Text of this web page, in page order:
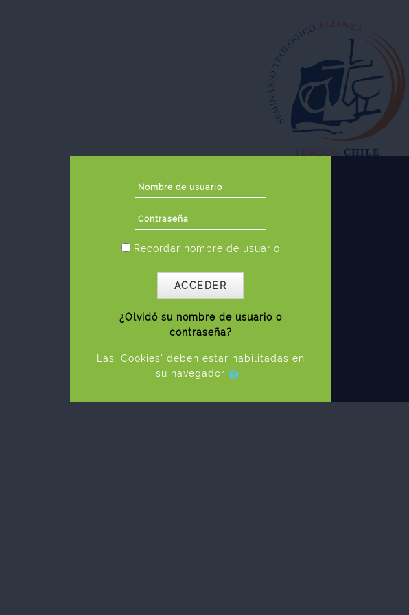
Nombre de usuario
Recordar nombre de usuario
ACCEDER
¿Olvidó su nombre de usuario o
contraseña?
Las 'Cookies' deben estar habilitadas en
su navegador